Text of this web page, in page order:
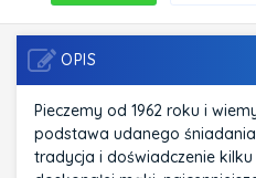
OPIS
Pieczemy od 1962 roku i
podstawa udanego
tradycja i doświadczenie